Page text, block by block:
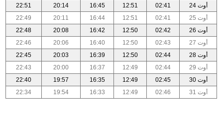
أوت 24
02:41
12:51
16:45
20:14
22:51
أوت 25
02:41
12:51
16:44
20:11
22:49
أوت 26
02:42
12:50
16:42
20:08
22:48
أوت 27
02:43
12:50
16:40
20:06
22:46
أوت 28
02:44
12:50
16:39
20:03
22:45
أوت 29
02:44
12:49
16:37
20:00
22:43
أوت 30
02:45
12:49
16:35
19:57
22:40
أوت 31
02:46
12:49
16:33
19:54
22:34